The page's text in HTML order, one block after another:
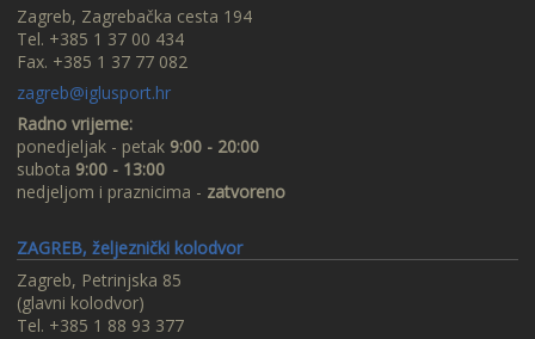
Zagreb, Zagrebačka cesta 194
Tel. +385 1 37 00 434
Fax. +385 1 37 77 082
zagreb@iglusport.hr
Radno vrijeme:
ponedjeljak - petak 9:00 - 20:00
subota 9:00 - 13:00
nedjeljom i praznicima - zatvoreno
ZAGREB, željeznički kolodvor
Zagreb, Petrinjska 85
(glavni kolodvor)
Tel. +385 1 88 93 377